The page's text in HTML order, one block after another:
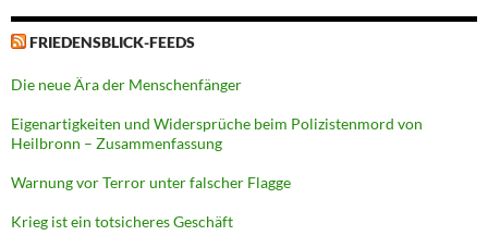
FRIEDENSBLICK-FEEDS
Die neue Ära der Menschenfänger
Eigenartigkeiten und Widersprüche beim Polizistenmord von
Heilbronn – Zusammenfassung
Warnung vor Terror unter falscher Flagge
Krieg ist ein totsicheres Geschäft